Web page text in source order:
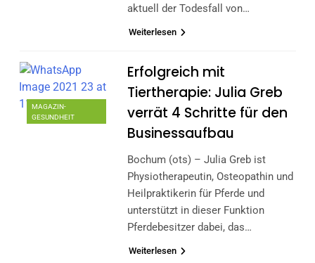
aktuell der Todesfall von…
Weiterlesen
MAGAZIN-
GESUNDHEIT
Erfolgreich mit
Tiertherapie: Julia Greb
verrät 4 Schritte für den
Businessaufbau
Bochum (ots) – Julia Greb ist
Physiotherapeutin, Osteopathin und
Heilpraktikerin für Pferde und
unterstützt in dieser Funktion
Pferdebesitzer dabei, das…
Weiterlesen